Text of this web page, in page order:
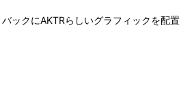
ックにAKTRらしいグラフィックを配置